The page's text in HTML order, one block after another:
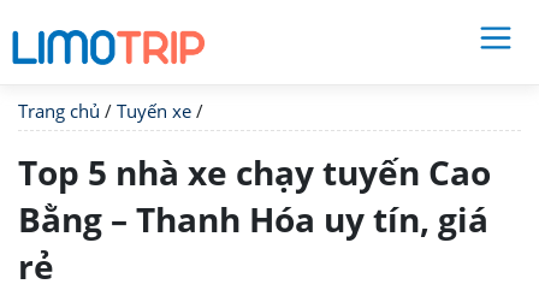
Trang chủ / Tuyến xe /
Top 5 nhà xe chạy tuyến Cao
Bằng – Thanh Hóa uy tín, giá
rẻ